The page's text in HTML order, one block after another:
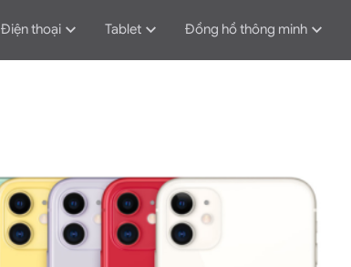
Điện thoại Tablet Đồng hồ thông minh